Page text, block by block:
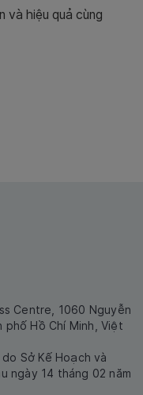
và hiệu quả cùng
Centre, 1060 Nguyễn
phố Hồ Chí Minh, Việt
Sở Kế Hoạch và
ngày 14 tháng 02 năm